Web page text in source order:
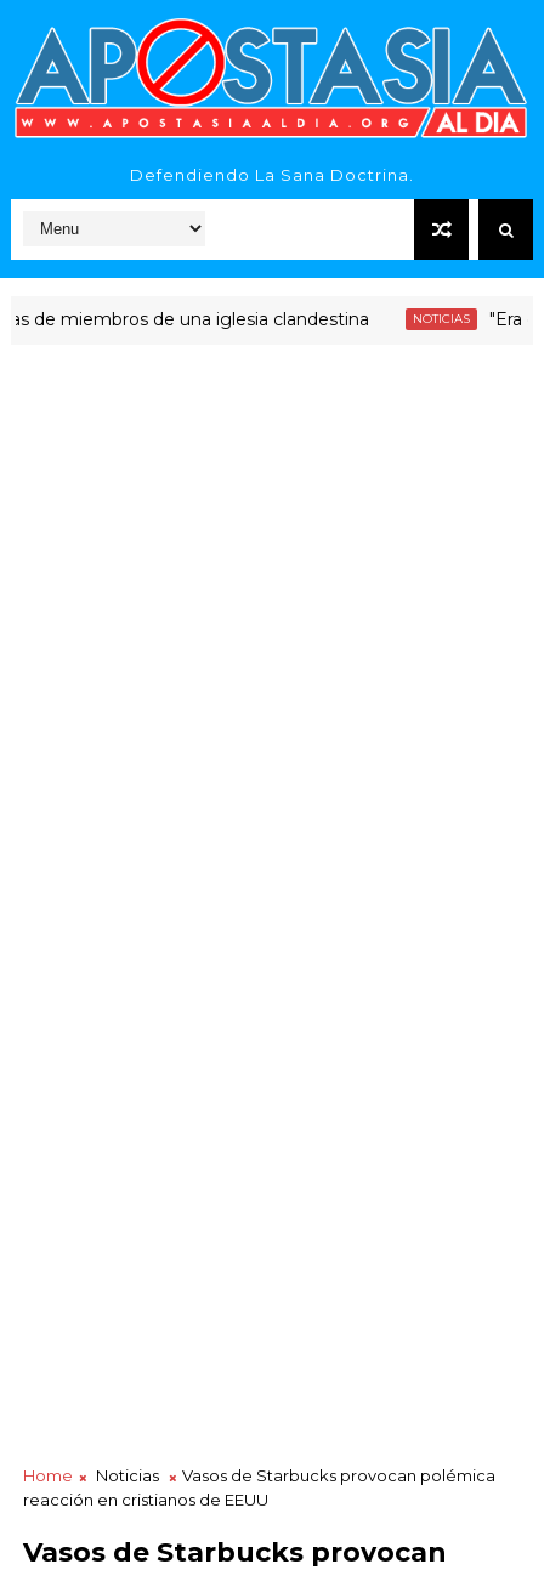
Defendiendo La Sana Doctrina.
de una iglesia clandestina NOTICIAS "Era dinero
Home Noticias
Vasos de Starbucks provocan polémica
reacción en cristianos de EEUU
Vasos de Starbucks provocan